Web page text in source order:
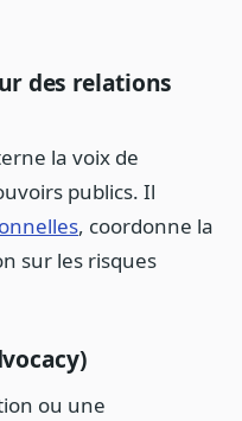
des relations
la voix de
publics. Il
, coordonne la
sur les risques
ou une